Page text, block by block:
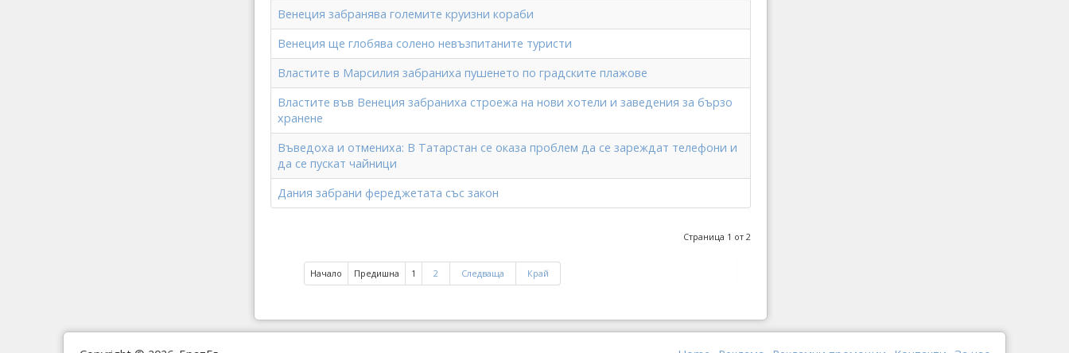
Венеция забранява големите круизни кораби
Венеция ще глобява солено невъзпитаните туристи
Властите в Марсилия забраниха пушенето по градските плажове
Властите във Венеция забраниха строежа на нови хотели и заведения за бързо
хранене
Въведоха и отмениха: В Татарстан се оказа проблем да се зареждат телефони и
да се пускат чайници
Дания забрани фереджетата със закон
Страница 1 от 2
Начало Предишна 1 2 Следваща Край